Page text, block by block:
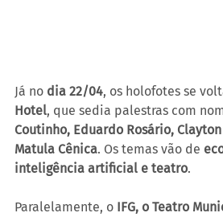
Já no dia 22/04, os holofotes se
Hotel, que sedia palestras com
Coutinho, Eduardo Rosário, Clayton
Matula Cênica. Os temas vão de
inteligência artificial e teatro.
Paralelamente, o IFG, o Teatro